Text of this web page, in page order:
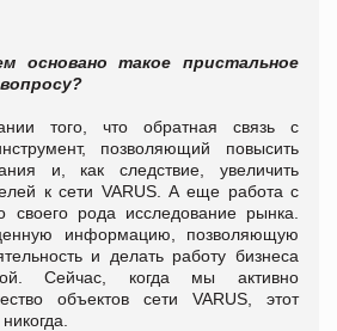
основано такое пристальное
того, что обратная связь с
позволяющий повысить
и, как следствие, увеличить
к сети VARUS. А еще работа с
рода исследование рынка.
информацию, позволяющую
и делать работу бизнеса
Сейчас, когда мы активно
объектов сети VARUS , этот